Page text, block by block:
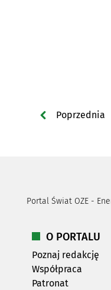
Poprzednia
Portal Świat OZE -
O PORTALU
Poznaj redakcję
Współpraca
Patronat